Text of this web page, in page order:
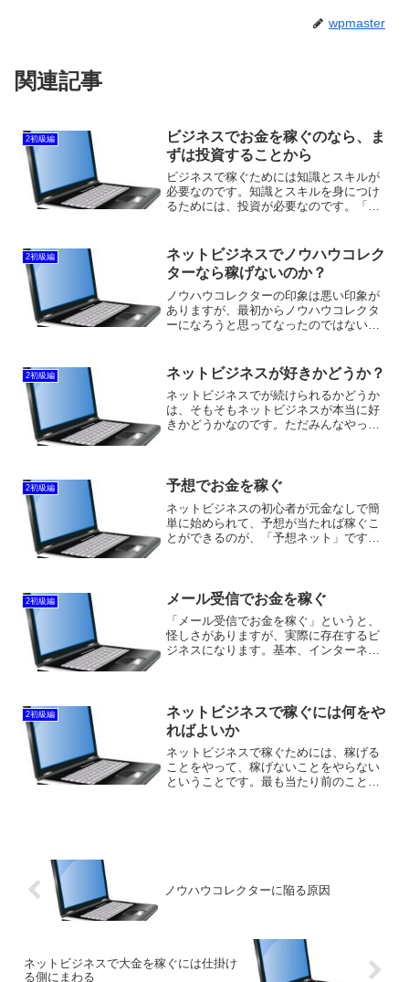
wpmaster
関連記事
2初級編
ビジネスでお金を稼ぐのなら、ま
ずは投資することから
ビジネスで稼ぐためには知識とスキルが
必要なのです。知識とスキルを身につけ
るためには、投資が必要なのです。「稼
っても稼ぐことができるのです。稼ぐた
めには稼ぐための知識が必...
2初級編
ネットビジネスでノウハウコレク
ターなら稼げないのか？
ノウハウコレクターの印象は悪い印象が
ありますが、最初からノウハウコレクタ
ーになろうと思ってなったのではないの
コレクターになったのです。誰でも効率
よく、お金をかけないで稼...
2初級編 ネットビジネスが好きかどうか？
ネットビジネスでが続けられるかどうか
は、そもそもネットビジネスが本当に好
きかどうかなのです。ただみんなやって
ことでなければ耐えられない...
2初級編 予想でお金を稼ぐ
ネットビジネスの初心者が元金なしで簡
単に始められて、予想が当たれば稼ぐこ
とができるのが、「予想ネット」です。
ます。ただ、ギャンブルの...
2初級編 メール受信でお金を稼ぐ
「メール受信でお金を稼ぐ」というと、
怪しさがありますが、実際に存在するビ
ジネスになります。基本、インターネッ
受けた人にお金が入るとい...
2初級編
ネットビジネスで稼ぐには何をや
ればよいか
ネットビジネスで稼ぐためには、稼げる
ことをやって、稼げないことをやらない
ということです。最も当たり前のことな
ノウハウコレクターに陥る原因
ネットビジネスで大金を稼ぐには仕掛け
る側にまわる